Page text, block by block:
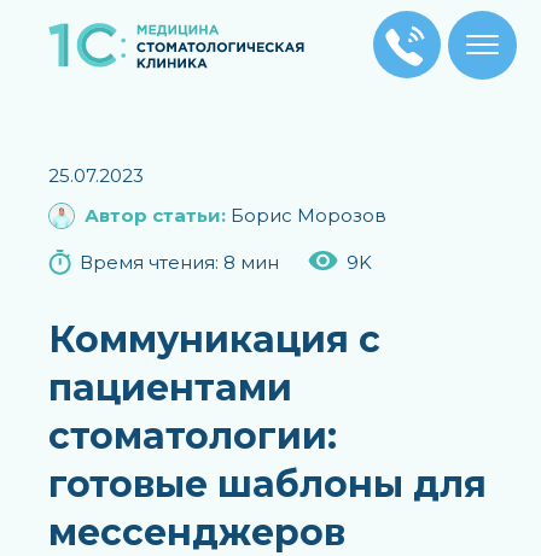
стоматологии: готовые шаблоны для
Время чтения: 8 мин 9K
Автор статьи: Борис Морозов
25.07.2023
Коммуникация с
пациентами
стоматологии:
готовые шаблоны для
мессенджеров